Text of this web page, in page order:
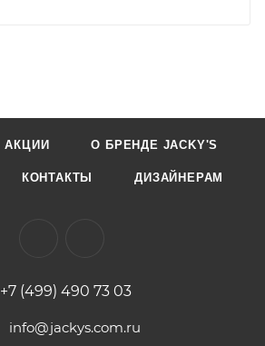
АКЦИИ О БРЕНДЕ JACKY'S
КОНТАКТЫ ДИЗАЙНЕРАМ
+7 (499) 490 73 03
info@jackys.com.ru